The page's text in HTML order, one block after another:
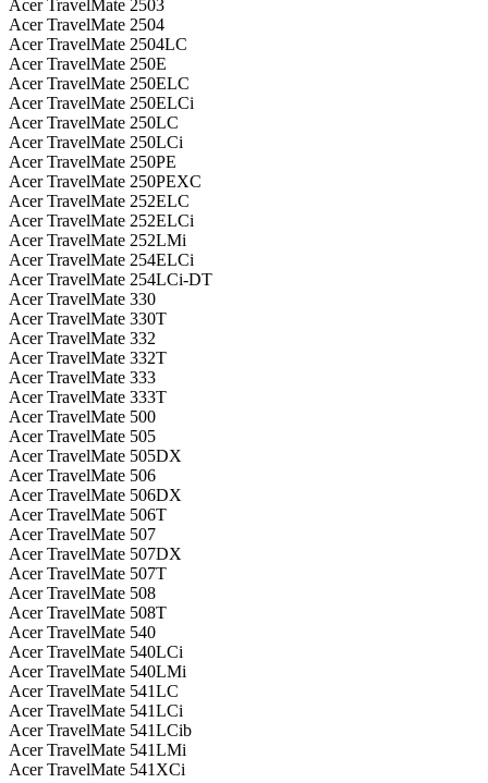
Acer TravelMate 2503
Acer TravelMate 2504
Acer TravelMate 2504LC
Acer TravelMate 250E
Acer TravelMate 250ELC
Acer TravelMate 250ELCi
Acer TravelMate 250LC
Acer TravelMate 250LCi
Acer TravelMate 250PE
Acer TravelMate 250PEXC
Acer TravelMate 252ELC
Acer TravelMate 252ELCi
Acer TravelMate 252LMi
Acer TravelMate 254ELCi
Acer TravelMate 254LCi-DT
Acer TravelMate 330
Acer TravelMate 330T
Acer TravelMate 332
Acer TravelMate 332T
Acer TravelMate 333
Acer TravelMate 333T
Acer TravelMate 500
Acer TravelMate 505
Acer TravelMate 505DX
Acer TravelMate 506
Acer TravelMate 506DX
Acer TravelMate 506T
Acer TravelMate 507
Acer TravelMate 507DX
Acer TravelMate 507T
Acer TravelMate 508
Acer TravelMate 508T
Acer TravelMate 540
Acer TravelMate 540LCi
Acer TravelMate 540LMi
Acer TravelMate 541LC
Acer TravelMate 541LCi
Acer TravelMate 541LCib
Acer TravelMate 541LMi
Acer TravelMate 541XCi